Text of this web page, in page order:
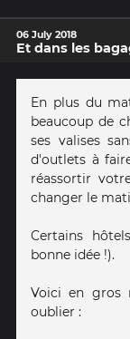
06 July 2018
Et dans les
En plus du
beaucoup de
ses valises
d'outlets à
réassortir
changer le
Certains
bonne idée !).
Voici en gros
oublier :